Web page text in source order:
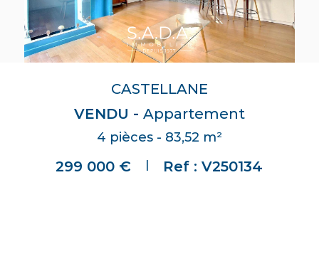
CASTELLANE
VENDU - Appartement
4 pièces - 83,52 m²
299 000 € | Ref : V250134